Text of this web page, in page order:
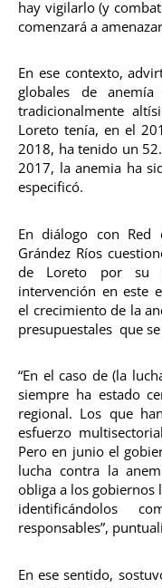
hay vigilarlo (y
comenzará a
En ese contexto,
globales de
tradicionalmente
Loreto tenía, en el
2018, ha tenido un
2017, la anemia ha
especificó.
En diálogo con Red
Grández Ríos
de Loreto por su
intervención en este
el crecimiento de la
presupuestales que
“En el caso de (la
siempre ha estado
regional. Los que
esfuerzo
Pero en junio el
lucha contra la
obliga a los gobiernos
identificándolos
responsables”,
En ese sentido,